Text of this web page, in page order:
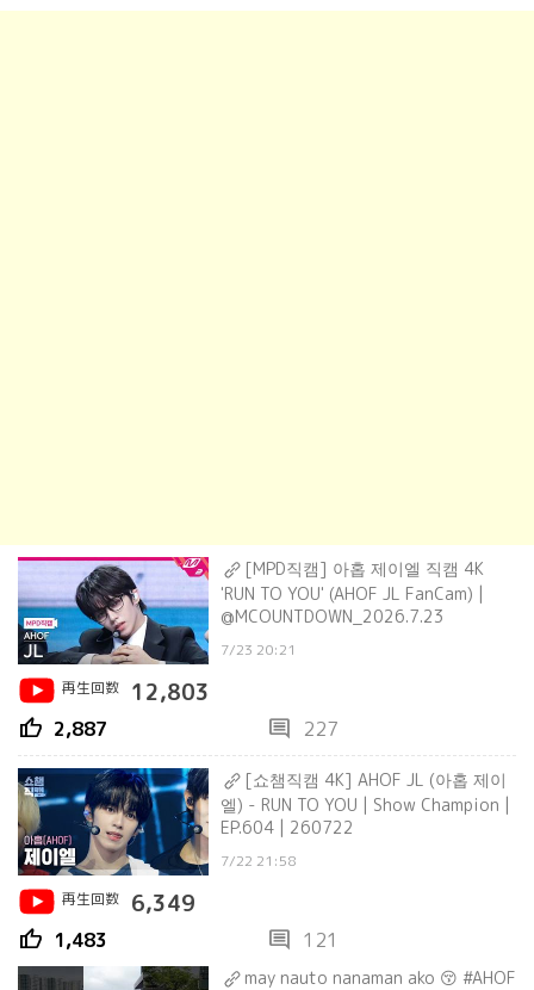
[MPD직캠] 아홉 제이엘 직캠 4K
'RUN TO YOU' (AHOF JL FanCam) |
@MCOUNTDOWN_2026.7.23
7/23 20:21
再生回数
12,803
thumb_up 2,887 comment 227
[쇼챔직캠 4K] AHOF JL (아홉 제이
엘) - RUN TO YOU | Show Champion |
EP.604 | 260722
7/22 21:58
再生回数
6,349
thumb_up 1,483 comment 121
may nauto nanaman ako 😚 #AHOF